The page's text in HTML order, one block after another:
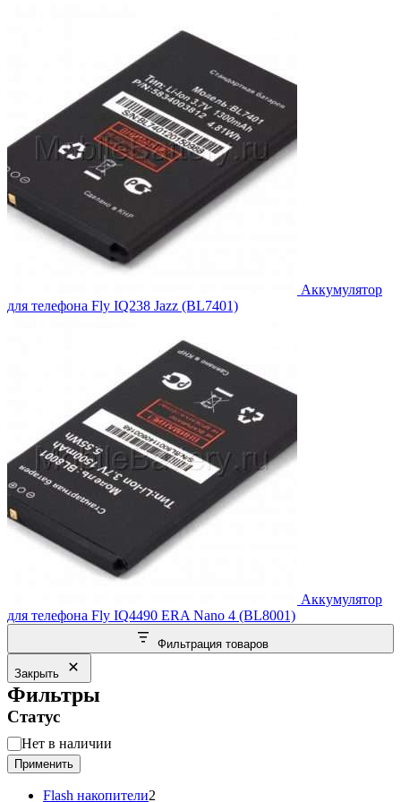
4,788.00₽.
Аккумулятор
для телефона Fly IQ238 Jazz (BL7401)
Аккумулятор
для телефона Fly IQ4490 ERA Nano 4 (BL8001)
Фильтрация товаров
Закрыть
Фильтры
Статус
Статус
Нет в наличии
Применить
Flash накопители2